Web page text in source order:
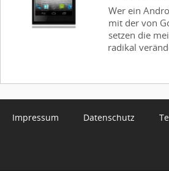
Wer ein
mit der von
setzen die
radikal
Impressum Datenschutz